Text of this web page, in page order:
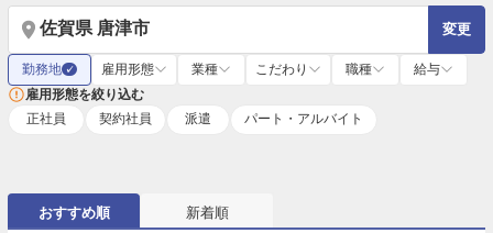
佐賀県 唐津市 変更
勤務地 ✓ 雇用形態 業種 こだわり 職種
給与
雇用形態を絞り込む
正社員
契約社員 派遣 パート・アルバイト
おすすめ順 新着順